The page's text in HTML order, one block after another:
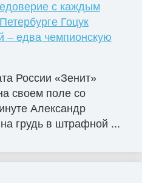
с каждым
Гоцук
– едва чемпионскую
России «Зенит»
своем поле со
Александр
грудь в штрафной ...